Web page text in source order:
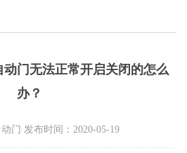
动门无法正常开启关闭的怎么
办？
门 发布时间：2020-05-19